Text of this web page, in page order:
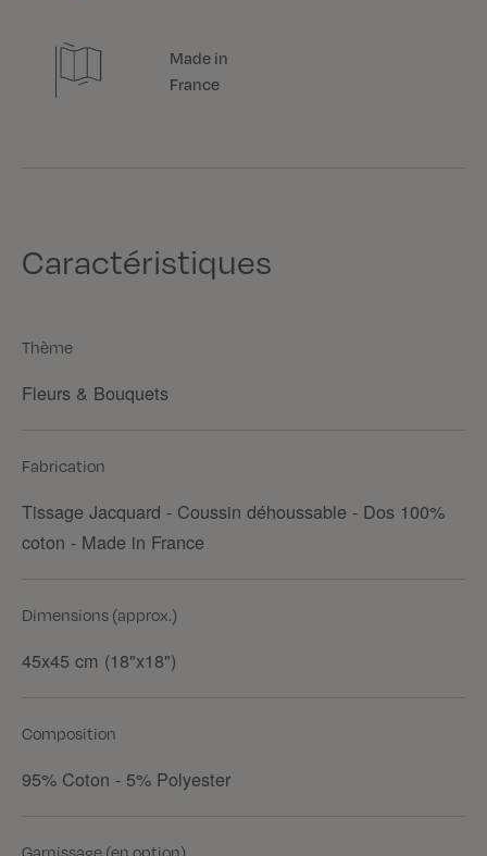
Made in
France
Caractéristiques
Thème
Fleurs & Bouquets
Fabrication
Tissage Jacquard - Coussin déhoussable - Dos 100%
coton - Made in France
Dimensions (approx.)
45x45 cm (18"x18")
Composition
95% Coton - 5% Polyester
Garnissage (en option)